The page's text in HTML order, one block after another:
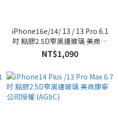
iPhone16e/14/ 13 / 13 Pro 6.1
吋 點膠2.5D窄黑邊玻璃 美商康
寧公司授權 (AGbC)
NT$1,090